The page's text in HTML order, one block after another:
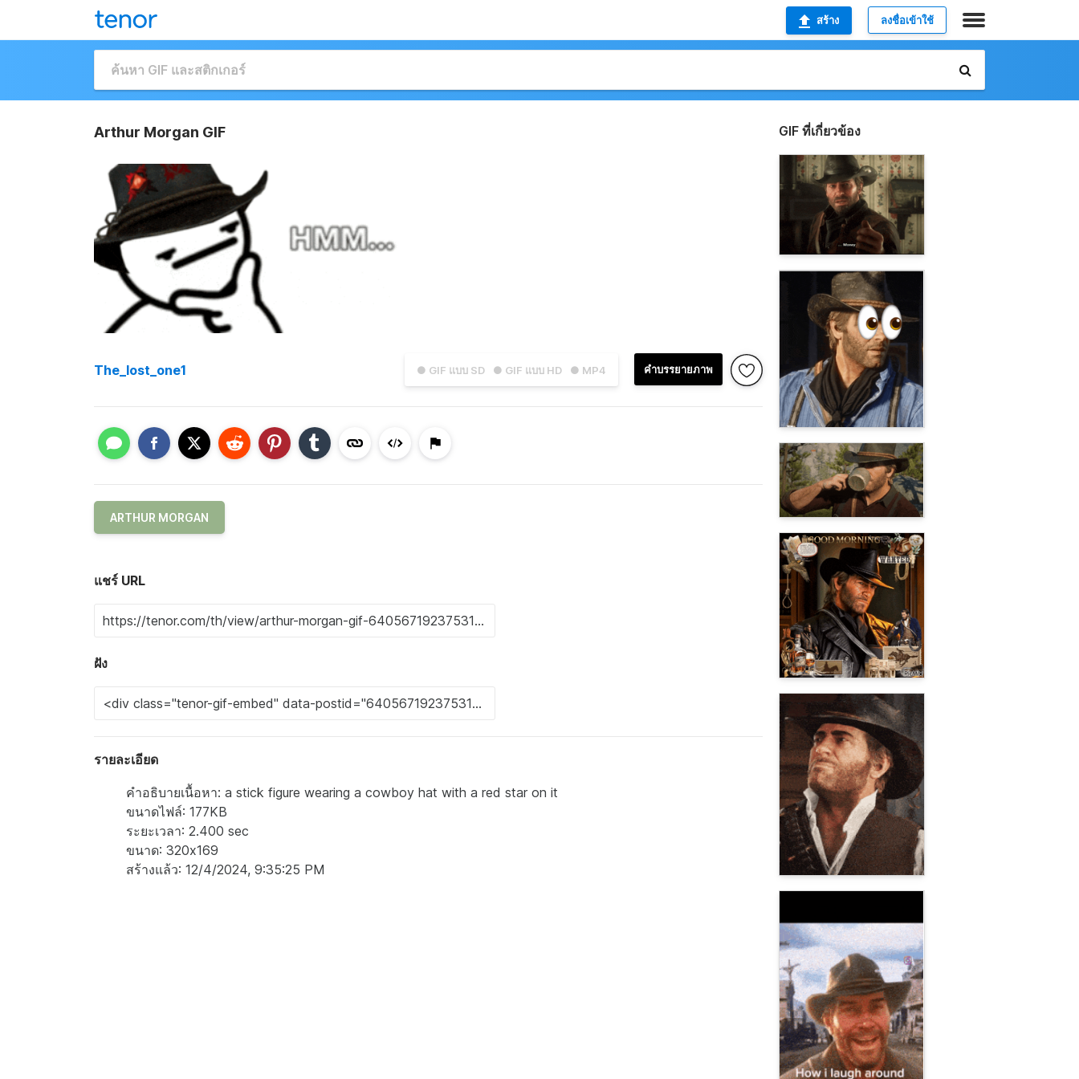
สร้าง ลงชื่อเข้าใช้
Arthur Morgan GIF
● GIF แบบ SD ● GIF แบบ HD ● MP4 คำบรรยายภาพ
The_lost_one1
ARTHUR MORGAN
แชร์ URL
ฝัง
รายละเอียด
คำอธิบายเนื้อหา: a stick figure wearing a cowboy hat with a red star on it
ขนาดไฟล์: 177KB
ระยะเวลา: 2.400 sec
ขนาด: 320x169
สร้างแล้ว: 12/4/2024, 9:35:25 PM
GIF ที่เกี่ยวข้อง